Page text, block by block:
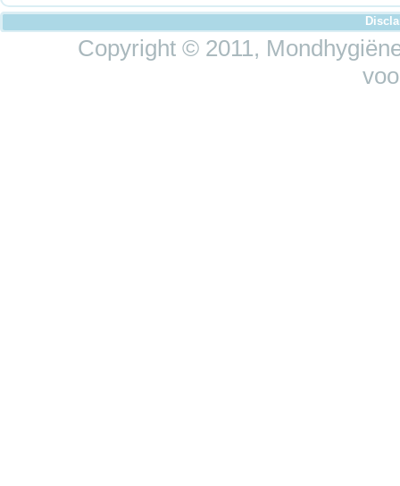
Copyright © 2011,